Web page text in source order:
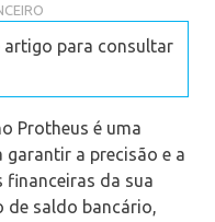
artigo para consultar
Protheus é uma
a precisão e a
da sua
de saldo bancário,